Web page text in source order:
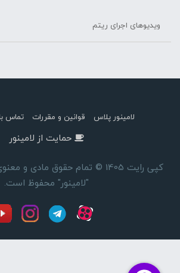
ویدیوهای اجرای ریتم
لامینور پلاس قوانین و مقررات تماس
حمایت از لامینور
کپی رایت 1405 © تمام حقوق مادی
"لامینور" محفوظ است.